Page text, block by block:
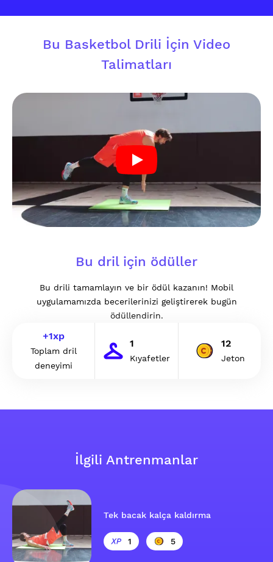
Bu Basketbol Drili İçin Video
Talimatları
Bu dril için ödüller
Bu drili tamamlayın ve bir ödül kazanın! Mobil
uygulamamızda becerilerinizi geliştirerek bugün
ödüllendirin.
+1xp
Toplam dril
deneyimi
1
Kıyafetler
12
Jeton
İlgili Antrenmanlar
Tek bacak kalça kaldırma
1 5